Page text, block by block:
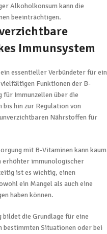
Alkoholkonsum kann die
beeinträchtigen.
Immunsystem
essentieller Verbündeter für ein
Funktionen der B-
für Immunzellen über die
hin zur Regulation von
Nährstoffen für
mit B-Vitaminen kann kaum
erhöhter immunologischer
ist es wichtig, einen
ein Mangel als auch eine
haben können.
bildet die Grundlage für eine
Situationen oder bei